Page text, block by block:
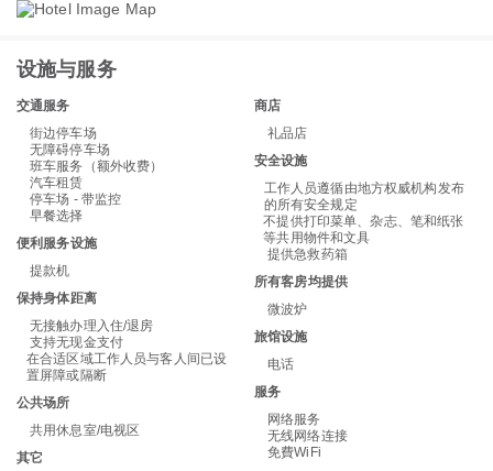
设施与服务
交通服务
街边停车场
无障碍停车场
班车服务（额外收费）
汽车租赁
停车场 - 带监控
早餐选择
便利服务设施
提款机
保持身体距离
无接触办理入住/退房
支持无现金支付
在合适区域工作人员与客人间已设
置屏障或隔断
公共场所
共用休息室/电视区
其它
商店
礼品店
安全设施
工作人员遵循由地方权威机构发布
的所有安全规定
不提供打印菜单、杂志、笔和纸张
等共用物件和文具
提供急救药箱
所有客房均提供
微波炉
旅馆设施
电话
服务
网络服务
无线网络连接
免費WiFi